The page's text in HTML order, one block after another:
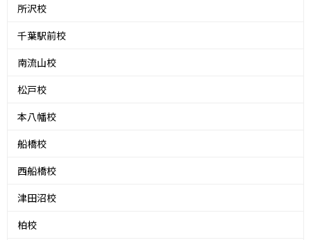
所沢校
千葉駅前校
南流山校
松戸校
本八幡校
船橋校
西船橋校
津田沼校
柏校